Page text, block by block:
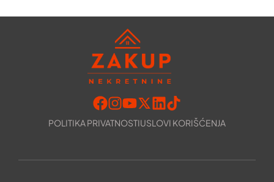
POLITIKA PRIVATNOSTIUSLOVI KORIŠĆENJA